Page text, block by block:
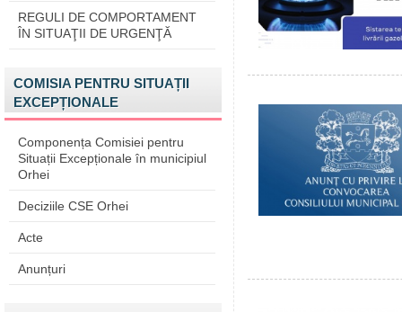
REGULI DE COMPORTAMENT
ÎN SITUAŢII DE URGENŢĂ
COMISIA PENTRU SITUAȚII
EXCEPȚIONALE
Componența Comisiei pentru
Situații Excepționale în municipiul
Orhei
Deciziile CSE Orhei
Acte
Anunțuri